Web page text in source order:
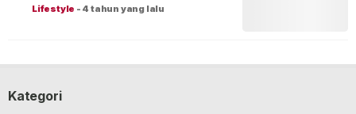
Lifestyle - 4 tahun yang lalu
Kategori